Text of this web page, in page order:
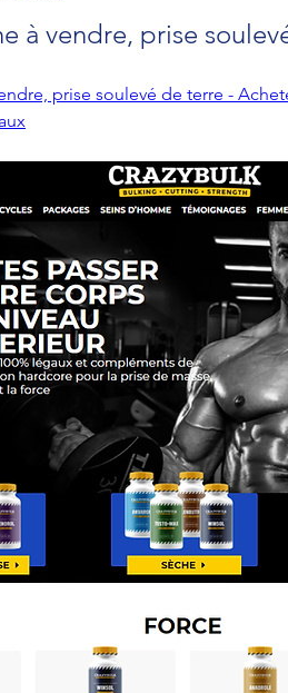
à vendre, prise
prise soulevé de terre -